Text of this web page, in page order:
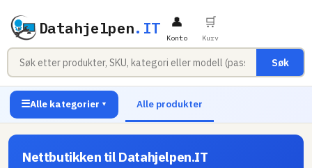
Datahjelpen.IT
Søk
👤
Konto
🛒
Kurv
☰Alle kategorier ▼ Alle produkter
Nettbutikken til Datahjelpen.IT